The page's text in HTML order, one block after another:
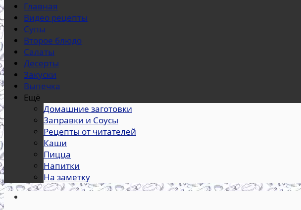
Главная
Видео рецепты
Супы
Второе блюдо
Салаты
Десерты
Закуски
Выпечка
Ещё
Домашние заготовки
Заправки и Соусы
Рецепты от читателей
Каши
Пицца
Напитки
На заметку